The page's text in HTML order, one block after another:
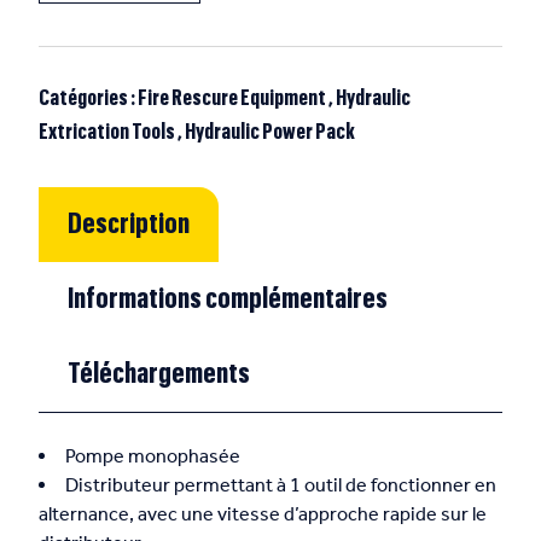
Catégories : Fire Rescure Equipment, Hydraulic
Extrication Tools, Hydraulic Power Pack
Description
Informations complémentaires
Téléchargements
Pompe monophasée
Distributeur permettant à 1 outil de fonctionner en
alternance, avec une vitesse d’approche rapide sur le